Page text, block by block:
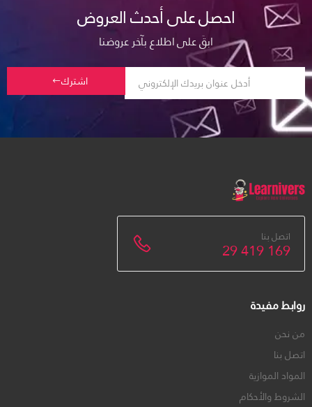
احصل على أحدث العروض
ابقَ على اطلاع بآخر عروضنا
اشترك
اتصل بنا
29 419 169
روابط مفيدة
من نحن
اتصل بنا
المواد الموازية
الشروط والأحكام